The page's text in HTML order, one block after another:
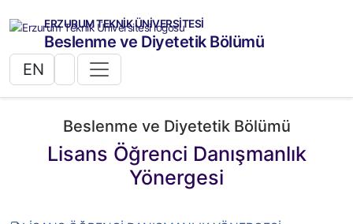
ERZURUM TEKNİK ÜNİVERSİTESİ
Beslenme ve Diyetetik Bölümü
EN
Beslenme ve Diyetetik Bölümü
Lisans Öğrenci Danışmanlık
Yönergesi